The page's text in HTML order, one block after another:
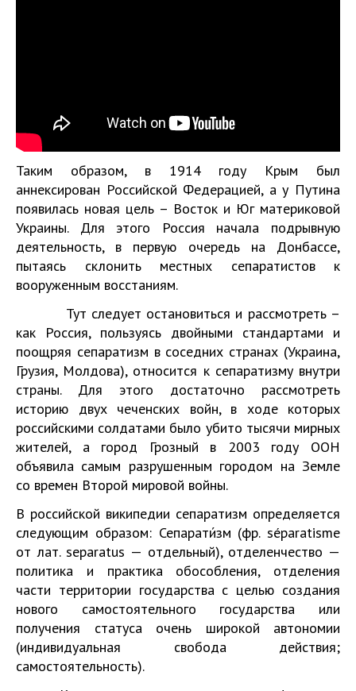
Таким образом, в 1914 году Крым был
аннексирован Российской Федерацией, а у Путина
появилась новая цель – Восток и Юг материковой
Украины. Для этого Россия начала подрывную
деятельность, в первую очередь на Донбассе,
пытаясь склонить местных сепаратистов к
вооруженным восстаниям.
Тут следует остановиться и рассмотреть –
как Россия, пользуясь двойными стандартами и
поощряя сепаратизм в соседних странах (Украина,
Грузия, Молдова), относится к сепаратизму внутри
страны. Для этого достаточно рассмотреть
историю двух чеченских войн, в ходе которых
российскими солдатами было убито тысячи мирных
жителей, а город Грозный в 2003 году ООН
объявила самым разрушенным городом на Земле
со времен Второй мировой войны.
В российской википедии сепаратизм определяется
следующим образом: Сепарати́зм (фр. séparatisme
от лат. separatus — отдельный), отделенчество —
политика и практика обособления, отделения
части территории государства с целью создания
нового самостоятельного государства или
получения статуса очень широкой автономии
(индивидуальная свобода действия;
самостоятельность).